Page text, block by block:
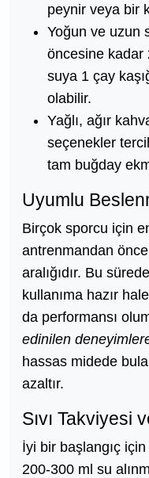
peynir veya bir
Yoğun ve uzun
öncesine kadar
suya 1 çay
olabilir.
Yağlı, ağır
seçenekler
tam buğday
Uyumlu
Birçok sporcu için
antrenmandan
aralığıdır. Bu
kullanıma hazır
da performansı
edinilen
hassas midede
azaltır.
Sıvı Takviyesi
İyi bir başlangıç
200-300 ml su